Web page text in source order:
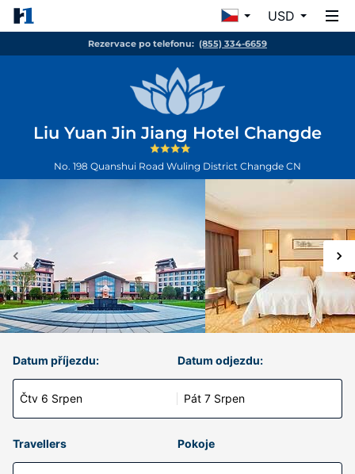
USD
Rezervace po telefonu: (855) 334-6659
Liu Yuan Jin Jiang Hotel Changde
No. 198 Quanshui Road Wuling District Changde CN
Datum příjezdu:
Čtv 6 Srpen
Datum odjezdu:
Pát 7 Srpen
Travellers Pokoje